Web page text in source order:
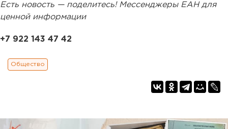
Есть новость — поделитесь! Мессенджеры ЕАН для
ценной информации
+7 922 143 47 42
Общество